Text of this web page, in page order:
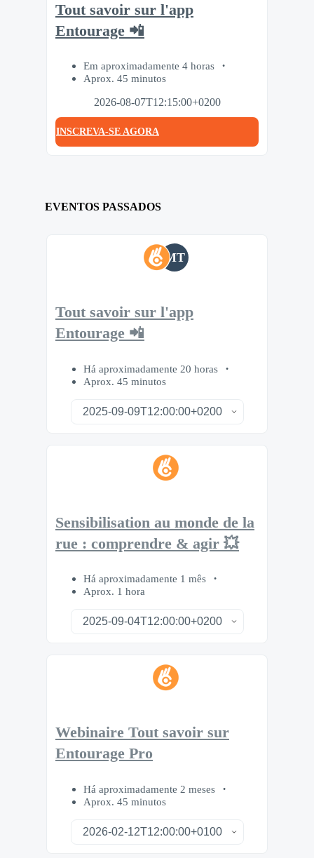
Tout savoir sur l'app
Entourage 📲
Em aproximadamente 4 horas
Aprox. 45 minutos
2026-08-07T12:15:00+0200
INSCREVA-SE AGORA
EVENTOS PASSADOS
MT
Tout savoir sur l'app
Entourage 📲
Há aproximadamente 20 horas
Aprox. 45 minutos
Sensibilisation au monde de la
rue : comprendre & agir 💥
Há aproximadamente 1 mês
Aprox. 1 hora
Webinaire Tout savoir sur
Entourage Pro
Há aproximadamente 2 meses
Aprox. 45 minutos